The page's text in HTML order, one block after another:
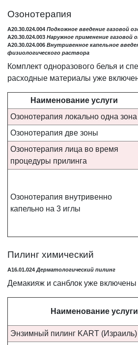
Озонотерапия
A20.30.024.004 Подкожное введение газовой
A20.30.024.003 Наружное применение газовой
A20.30.024.006 Внутривенное капельное
физиологического раствора
Комплект одноразового белья и
расходные материалы уже
Наименование услуги
Озонотерапия локально одна зона
Озонотерапия две зоны
Озонотерапия лица во время
процедуры прилинга
Озонотерапия внутривенно
капельно на 3 иглы
Пилинг химический
A16.01.024 Дерматологический пилинг
Демакияж и санблок уже
Наименование услуги
Энзимный пилинг KART (Израиль)